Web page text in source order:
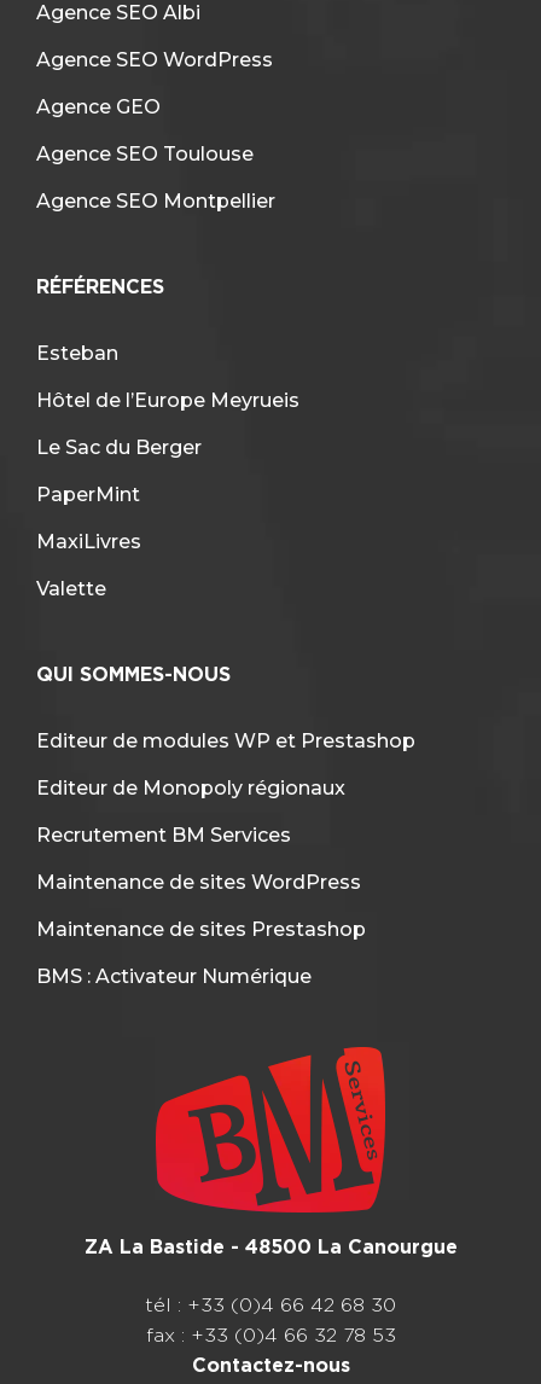
Agence SEO Albi
Agence SEO WordPress
Agence GEO
Agence SEO Toulouse
Agence SEO Montpellier
RÉFÉRENCES
Esteban
Hôtel de l’Europe Meyrueis
Le Sac du Berger
PaperMint
MaxiLivres
Valette
QUI SOMMES-NOUS
Editeur de modules WP et Prestashop
Editeur de Monopoly régionaux
Recrutement BM Services
Maintenance de sites WordPress
Maintenance de sites Prestashop
BMS : Activateur Numérique
ZA La Bastide - 48500 La Canourgue
tél : +33 (0)4 66 42 68 30
fax : +33 (0)4 66 32 78 53
Contactez-nous